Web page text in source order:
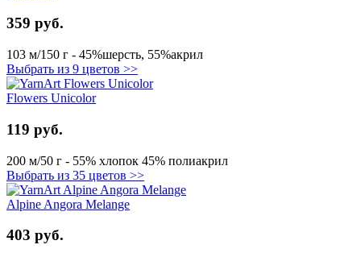
359 руб.
103 м/150 г - 45%шерсть, 55%акрил
Выбрать из 9 цветов >>
Flowers Unicolor
119 руб.
200 м/50 г - 55% хлопок 45% полиакрил
Выбрать из 35 цветов >>
Alpine Angora Melange
403 руб.